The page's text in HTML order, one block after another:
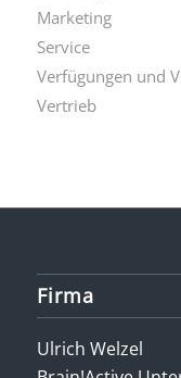
Marketing
Service
Verfügungen und
Vertrieb
Firma
Ulrich Welzel